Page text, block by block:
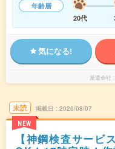
年齢層
20代
気になる!
派遣会社
未読
NEW
掲載日 2026/08/07
【神鋼検査サービ